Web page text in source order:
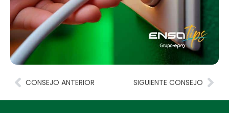
CONSEJO ANTERIOR SIGUIENTE CONSEJO